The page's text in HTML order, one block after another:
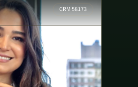
CRM 58173